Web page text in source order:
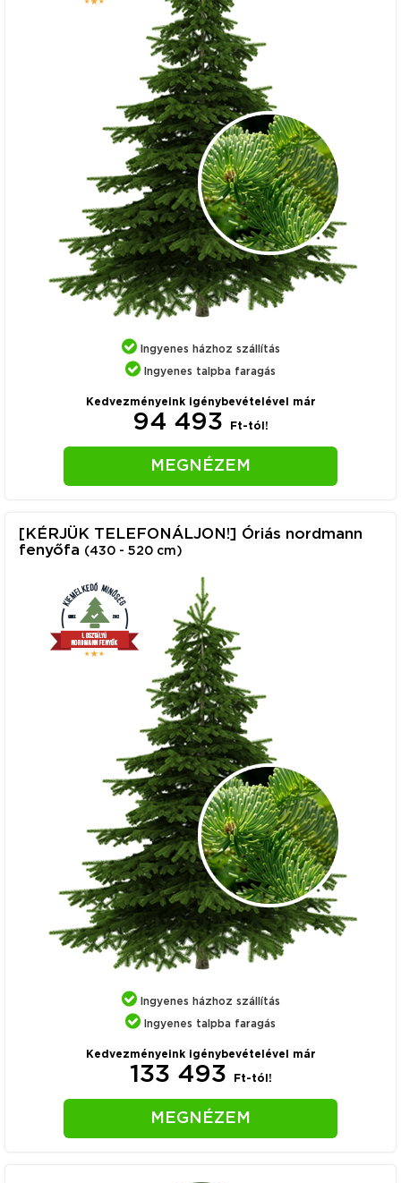
Ingyenes házhoz szállítás
Ingyenes talpba faragás
Kedvezményeink igénybevételével már
94 493 Ft-tól!
MEGNÉZEM
[KÉRJÜK TELEFONÁLJON!] Óriás nordmann
fenyőfa (430 - 520 cm)
Ingyenes házhoz szállítás
Ingyenes talpba faragás
Kedvezményeink igénybevételével már
133 493 Ft-tól!
MEGNÉZEM